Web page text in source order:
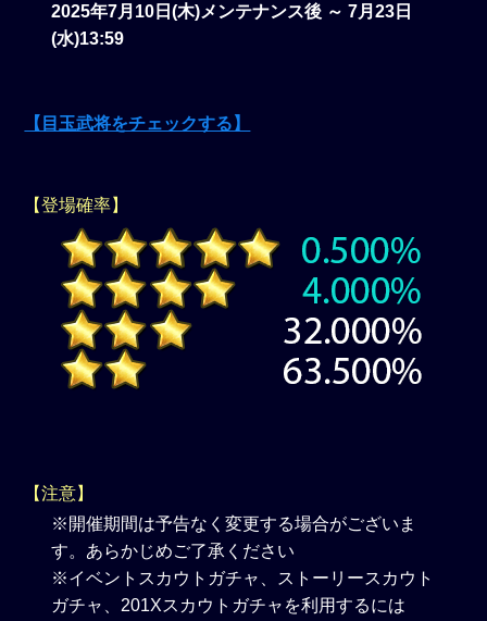
2025年7月10日(木)メンテナンス後 ～ 7月23日
(水)13:59
【目玉武将をチェックする】
【登場確率】
【注意】
※開催期間は予告なく変更する場合がございま
す。あらかじめご了承ください
※イベントスカウトガチャ、ストーリースカウト
ガチャ、201Xスカウトガチャを利用するには